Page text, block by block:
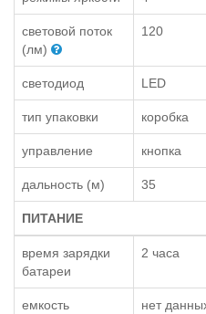
световой поток
(лм)
120
светодиод LED
тип упаковки коробка
управление кнопка
дальность (м) 35
ПИТАНИЕ
время зарядки
батареи
2 часа
емкость
нет